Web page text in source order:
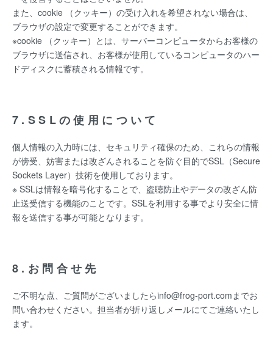
また、cookie （クッキー）の受け入れを希望されない場合は、
ブラウザの設定で変更することができます。
※cookie （クッキー）とは、サーバーコンピュータからお客様の
ブラウザに送信され、お客様が使用しているコンピュータのハー
ドディスクに蓄積される情報です。
7.SSLの使用について
個人情報の入力時には、セキュリティ確保のため、これらの情報
が傍受、妨害または改ざんされることを防ぐ目的でSSL（Secure
Sockets Layer）技術を使用しております。
※ SSLは情報を暗号化することで、盗聴防止やデータの改ざん防
止送受信する機能のことです。SSLを利用する事でより安全に情
報を送信する事が可能となります。
8.お問合せ先
ご不明な点、ご質問がございましたらinfo@frog-port.comまでお
問い合わせください。担当者が折り返しメールにてご連絡いたし
ます。